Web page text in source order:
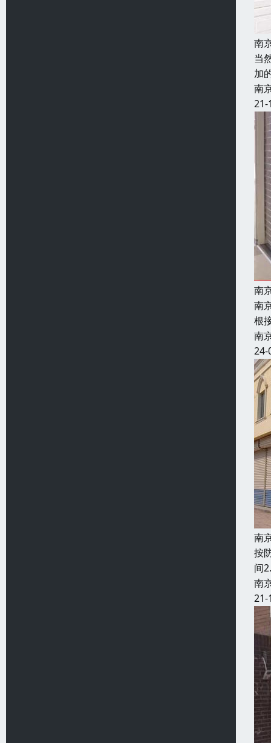
南
当
加
南
21-
南
南
根
南
24-
南
按
间
南
21-